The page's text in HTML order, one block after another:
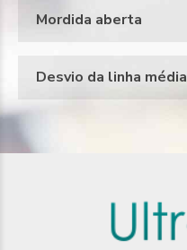
Mordida aberta
Desvio da linha média